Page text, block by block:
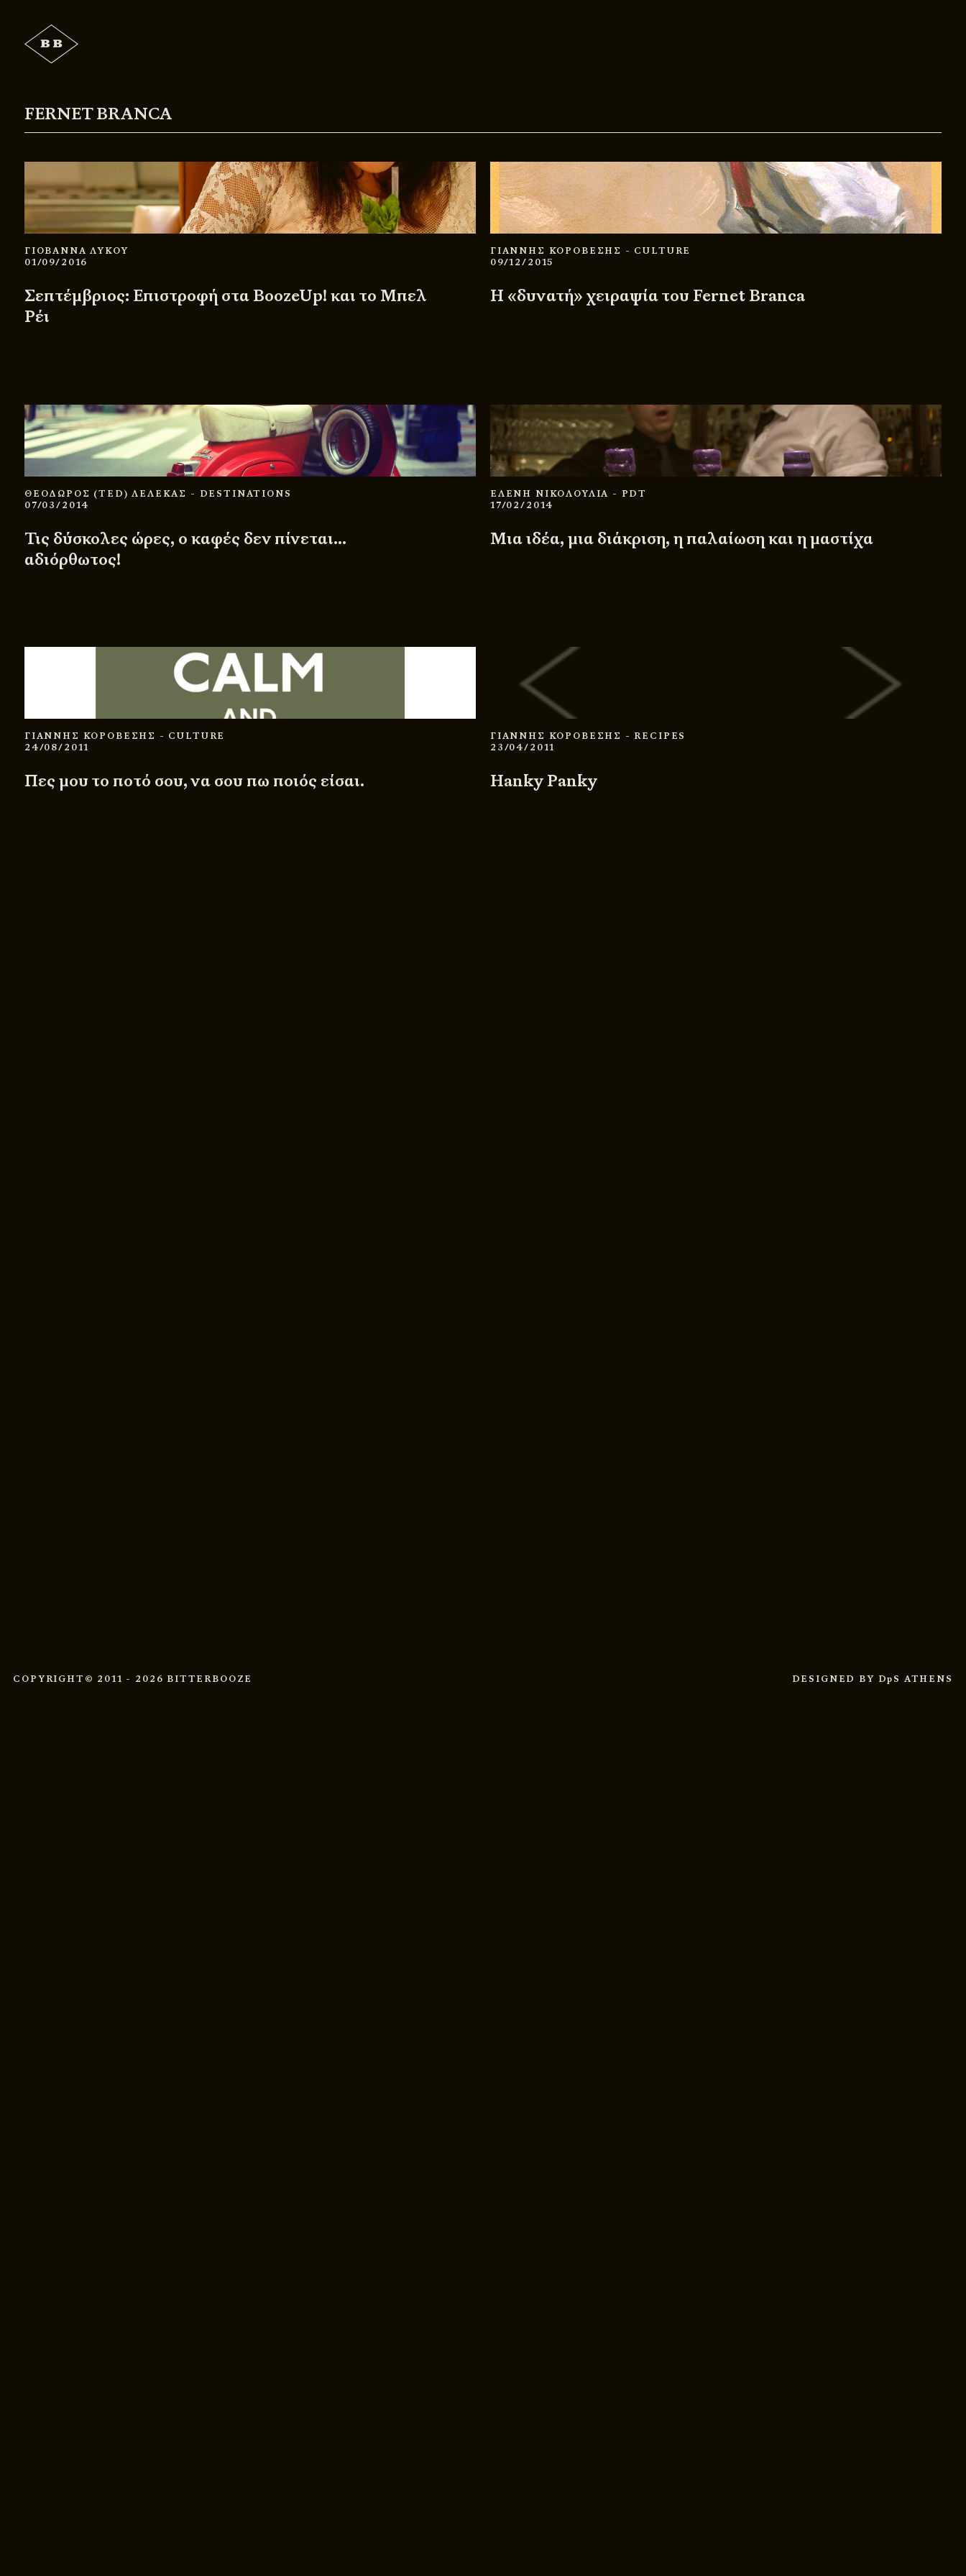
FERNET BRANCA
ΓΙΟΒΑΝΝΑ ΛΥΚΟΥ
01/09/2016
Σεπτέμβριος: Επιστροφή στα BoozeUp! και το Μπελ
Ρέι
ΓΙΑΝΝΗΣ ΚΟΡΟΒΕΣΗΣ - CULTURE
09/12/2015
Η «δυνατή» χειραψία του Fernet Branca
ΘΕΟΔΩΡΟΣ (TED) ΛΕΛΕΚΑΣ - DESTINATIONS
07/03/2014
Τις δύσκολες ώρες, ο καφές δεν πίνεται…
αδιόρθωτος!
ΕΛΕΝΗ ΝΙΚΟΛΟΥΛΙΑ - PDT
17/02/2014
Μια ιδέα, μια διάκριση, η παλαίωση και η μαστίχα
ΓΙΑΝΝΗΣ ΚΟΡΟΒΕΣΗΣ - CULTURE
24/08/2011
Πες μου το ποτό σου, να σου πω ποιός είσαι.
ΓΙΑΝΝΗΣ ΚΟΡΟΒΕΣΗΣ - RECIPES
23/04/2011
Hanky Panky
COPYRIGHT © 2011 - 2026 BITTERBOOZE DESIGNED BY DpS ATHENS